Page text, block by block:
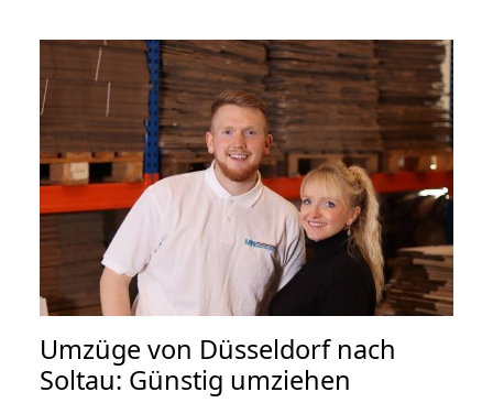
Umzüge von Düsseldorf nach
Soltau: Günstig umziehen